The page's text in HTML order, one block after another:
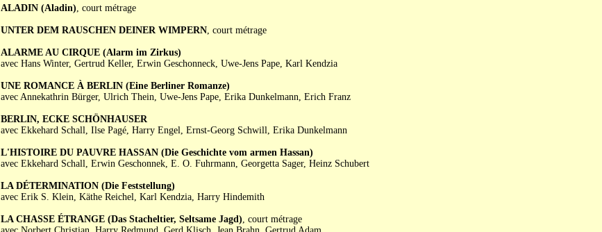
ALADIN (Aladin), court métrage
UNTER DEM RAUSCHEN DEINER WIMPERN, court métrage
ALARME AU CIRQUE (Alarm im Zirkus)
avec Hans Winter, Gertrud Keller, Erwin Geschonneck, Uwe-Jens Pape, Karl Kendzia
UNE ROMANCE À BERLIN (Eine Berliner Romanze)
avec Annekathrin Bürger, Ulrich Thein, Uwe-Jens Pape, Erika Dunkelmann, Erich Franz
BERLIN, ECKE SCHÖNHAUSER
avec Ekkehard Schall, Ilse Pagé, Harry Engel, Ernst-Georg Schwill, Erika Dunkelmann
L'HISTOIRE DU PAUVRE HASSAN (Die Geschichte vom armen Hassan)
avec Ekkehard Schall, Erwin Geschonnek, E. O. Fuhrmann, Georgetta Sager, Heinz Schubert
LA DÉTERMINATION (Die Feststellung)
avec Erik S. Klein, Käthe Reichel, Karl Kendzia, Harry Hindemith
LA CHASSE ÉTRANGE (Das Stacheltier, Seltsame Jagd), court métrage